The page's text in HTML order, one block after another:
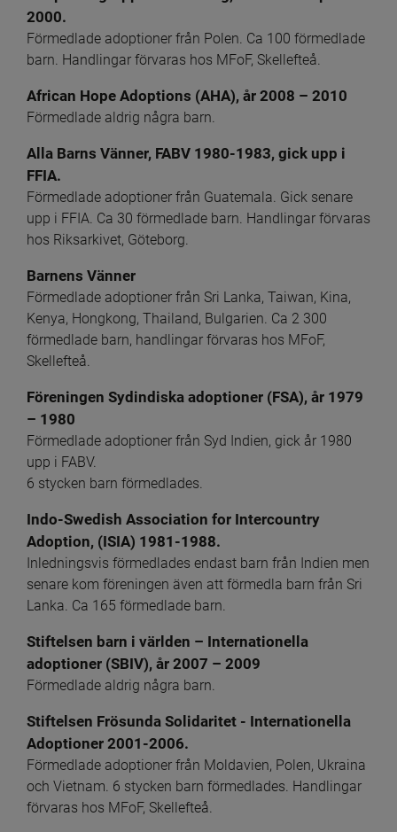
2000.
Förmedlade adoptioner från Polen. Ca 100 förmedlade
barn. Handlingar förvaras hos MFoF, Skellefteå.
African Hope Adoptions (AHA), år 2008 – 2010
Förmedlade aldrig några barn.
Alla Barns Vänner, FABV 1980-1983, gick upp i
FFIA.
Förmedlade adoptioner från Guatemala. Gick senare
upp i FFIA. Ca 30 förmedlade barn. Handlingar förvaras
hos Riksarkivet, Göteborg.
Barnens Vänner
Förmedlade adoptioner från Sri Lanka, Taiwan, Kina,
Kenya, Hongkong, Thailand, Bulgarien. Ca 2 300
förmedlade barn, handlingar förvaras hos MFoF,
Skellefteå.
Föreningen Sydindiska adoptioner (FSA), år 1979
– 1980
Förmedlade adoptioner från Syd Indien, gick år 1980
upp i FABV.
6 stycken barn förmedlades.
Indo-Swedish Association for Intercountry
Adoption, (ISIA) 1981-1988.
Inledningsvis förmedlades endast barn från Indien men
senare kom föreningen även att förmedla barn från Sri
Lanka. Ca 165 förmedlade barn.
Stiftelsen barn i världen – Internationella
adoptioner (SBIV), år 2007 – 2009
Förmedlade aldrig några barn.
Stiftelsen Frösunda Solidaritet - Internationella
Adoptioner 2001-2006.
Förmedlade adoptioner från Moldavien, Polen, Ukraina
och Vietnam. 6 stycken barn förmedlades. Handlingar
förvaras hos MFoF, Skellefteå.